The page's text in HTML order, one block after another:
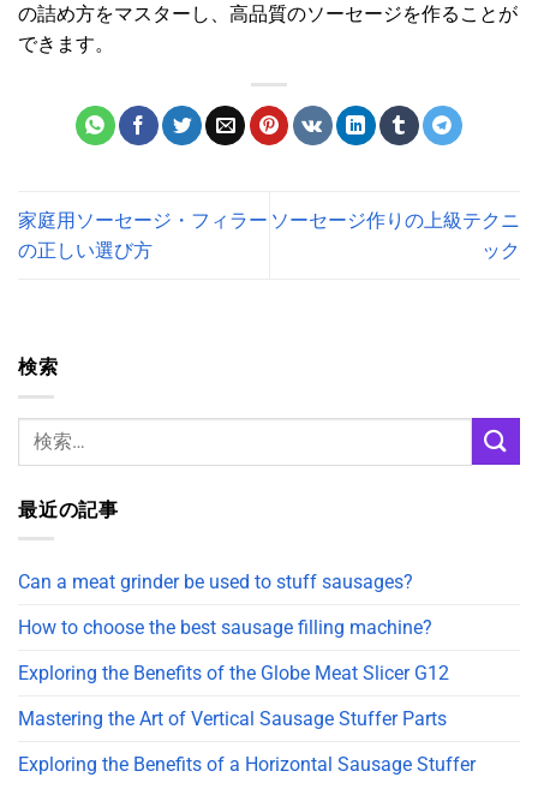
の詰め方をマスターし、高品質のソーセージを作ることが
できます。
家庭用ソーセージ・フィラー
の正しい選び方
ソーセージ作りの上級テクニ
ック
検索
最近の記事
Can a meat grinder be used to stuff sausages?
How to choose the best sausage filling machine?
Exploring the Benefits of the Globe Meat Slicer G12
Mastering the Art of Vertical Sausage Stuffer Parts
Exploring the Benefits of a Horizontal Sausage Stuffer